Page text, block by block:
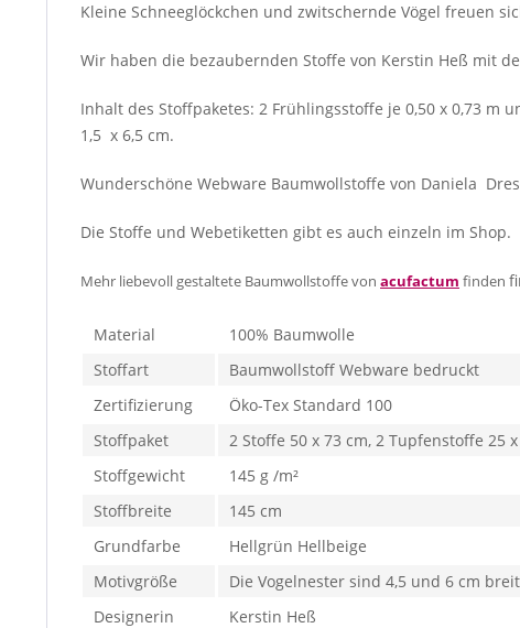
Kleine Schneeglöckchen und zwitschernde Vögel freuen
Wir haben die bezaubernden Stoffe von Kerstin Heß mit
Inhalt des Stoffpaketes: 2 Frühlingsstoffe je 0,50 x 0,73 m
1,5 x 6,5 cm.
Wunderschöne Webware Baumwollstoffe von Daniela
Die Stoffe und Webetiketten gibt es auch einzeln im Shop.
Mehr liebevoll gestaltete Baumwollstoffe von acufactum finden
Material
100% Baumwolle
Stoffart
Baumwollstoff Webware bedruckt
Zertifizierung
Öko-Tex Standard 100
Stoffpaket
2 Stoffe 50 x 73 cm, 2 Tupfenstoffe 25
Stoffgewicht
145 g /m²
Stoffbreite
145 cm
Grundfarbe
Hellgrün Hellbeige
Motivgröße
Die Vogelnester sind 4,5 und 6 cm breit
Designerin
Kerstin Heß